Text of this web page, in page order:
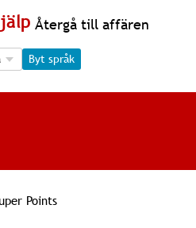
Återgå till affären
Selection
Selection
Byt språk
Points